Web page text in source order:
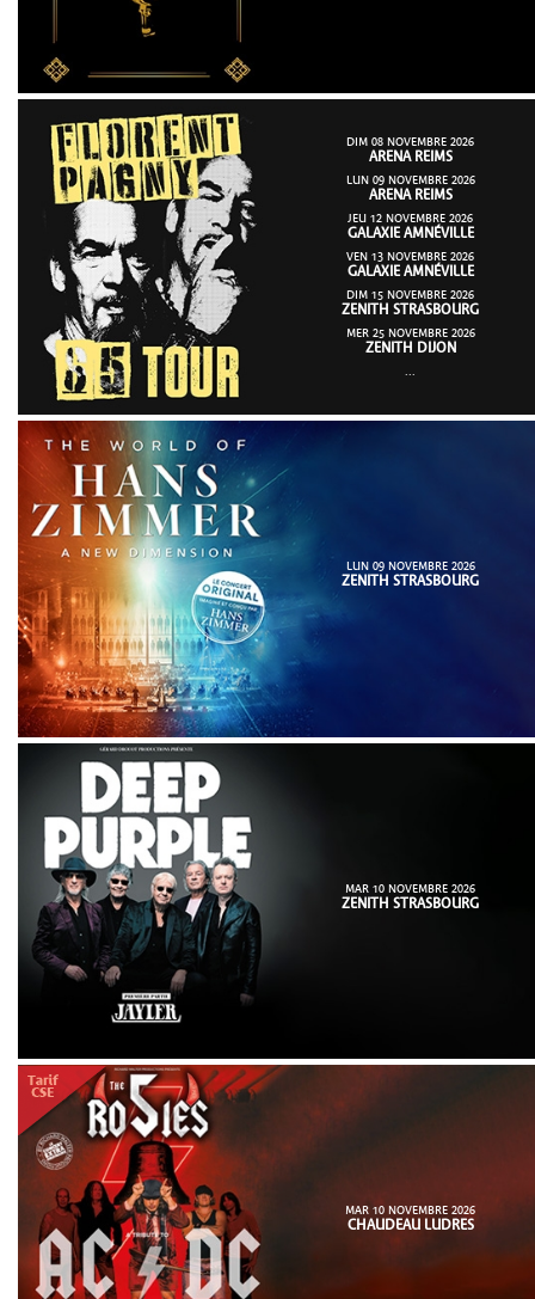
DIM 08 NOVEMBRE 2026
ARENA REIMS
LUN 09 NOVEMBRE 2026
ARENA REIMS
JEU 12 NOVEMBRE 2026
GALAXIE AMNÉVILLE
VEN 13 NOVEMBRE 2026
GALAXIE AMNÉVILLE
DIM 15 NOVEMBRE 2026
ZENITH STRASBOURG
MER 25 NOVEMBRE 2026
ZENITH DIJON
...
LUN 09 NOVEMBRE 2026
ZENITH STRASBOURG
MAR 10 NOVEMBRE 2026
ZENITH STRASBOURG
MAR 10 NOVEMBRE 2026
CHAUDEAU LUDRES